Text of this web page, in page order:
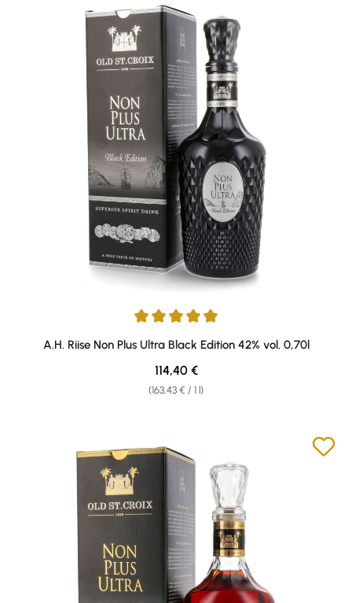
Average rating of 4.97 out of 5 stars
A.H. Riise Non Plus Ultra Black Edition 42% vol. 0,70l
(163,43 € / 1 l)
Regular price:
114,40 €